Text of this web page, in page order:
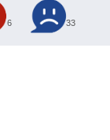
6 33